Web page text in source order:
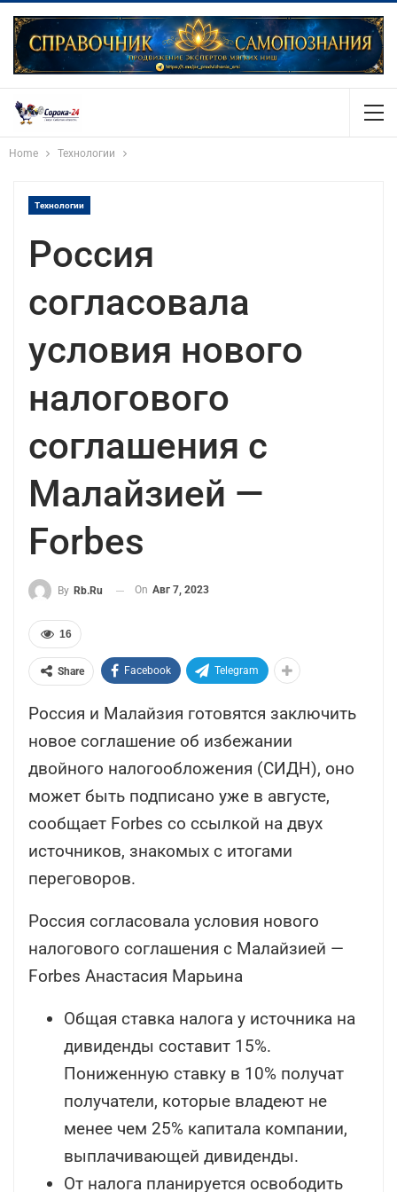
Home Технологии
Технологии
Россия
согласовала
условия нового
налогового
соглашения с
Малайзией —
Forbes
By Rb.ru On Авг 7, 2023
16
Share Facebook Telegram
Россия и Малайзия готовятся заключить
новое соглашение об избежании
двойного налогообложения (СИДН), оно
может быть подписано уже в августе,
сообщает Forbes со ссылкой на двух
источников, знакомых с итогами
переговоров.
Россия согласовала условия нового
налогового соглашения с Малайзией —
Forbes Анастасия Марьина
Общая ставка налога у источника на
дивиденды составит 15%.
Пониженную ставку в 10% получат
получатели, которые владеют не
менее чем 25% капитала компании,
выплачивающей дивиденды.
От налога планируется освободить